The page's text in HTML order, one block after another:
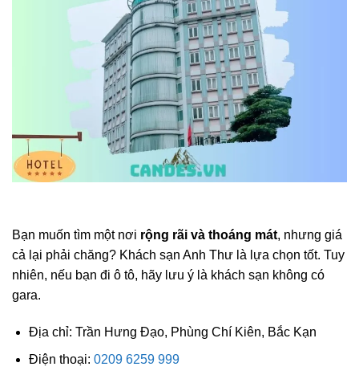
Bạn muốn tìm một nơi rộng rãi và thoáng mát, nhưng giá
cả lại phải chăng? Khách sạn Anh Thư là lựa chọn tốt. Tuy
nhiên, nếu bạn đi ô tô, hãy lưu ý là khách sạn không có
gara.
Địa chỉ: Trần Hưng Đạo, Phùng Chí Kiên, Bắc Kạn
Điện thoại: 0209 6259 999